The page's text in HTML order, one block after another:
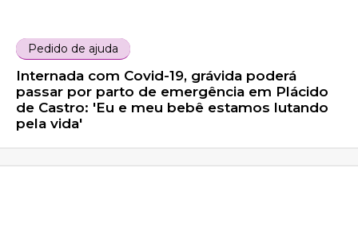
Pedido de ajuda
Internada com Covid-19, grávida poderá
passar por parto de emergência em Plácido
de Castro: 'Eu e meu bebê estamos lutando
pela vida'